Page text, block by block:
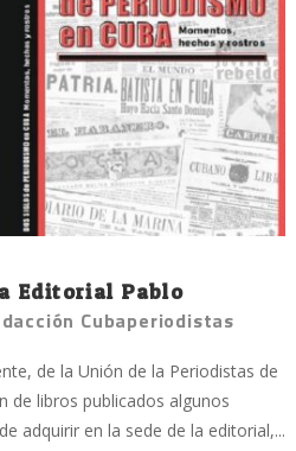
Editorial Pablo
Cubaperiodistas
de la Unión de la Periodistas de
de libros publicados algunos
adquirir en la sede de la editorial,...